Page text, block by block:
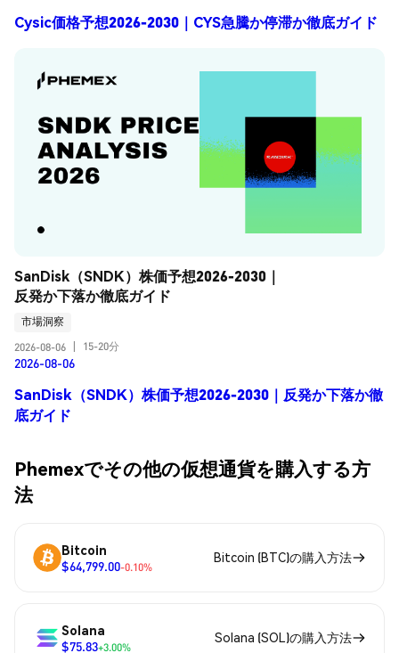
Cysic価格予想2026-2030｜CYS急騰か停滞か徹底ガイド
SanDisk（SNDK）株価予想2026-2030｜
反発か下落か徹底ガイド
市場洞察
2026-08-06
15-20分
2026-08-06
SanDisk（SNDK）株価予想2026-2030｜反発か下落か徹
底ガイド
Phemexでその他の仮想通貨を購入する方
法
Bitcoin
$64,799.00-0.10%
Bitcoin (BTC)の購入方法
Solana
$75.83+3.00%
Solana (SOL)の購入方法